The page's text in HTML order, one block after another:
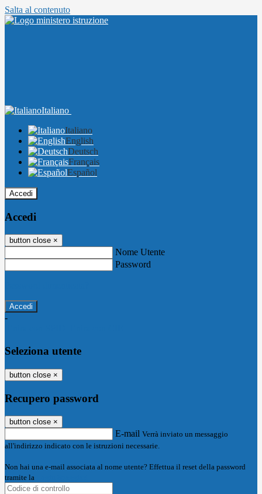
Salta al contenuto
Italiano
Italiano
English
Deutsch
Français
Español
Accedi
Accedi
button close ×
Nome Utente
Password
-
Seleziona utente
button close ×
Recupero password
button close ×
E-mail Verrà inviato un messaggio
all'indirizzo indicato con le istruzioni necessarie.
Non hai una e-mail associata al nome utente? Effettua il reset della password
tramite la